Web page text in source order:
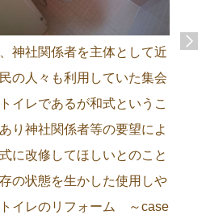
神社関係者を主体として近
の人々も利用していた集会
イレであるが和式というこ
り神社関係者等の要望によ
に改修してほしいとのこと
の状態を生かした使用しや
イレのリフォーム ～case
震